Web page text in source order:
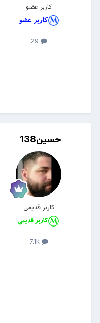
کاربر عضو
حسین138
کاربر قدیمی
7.1k